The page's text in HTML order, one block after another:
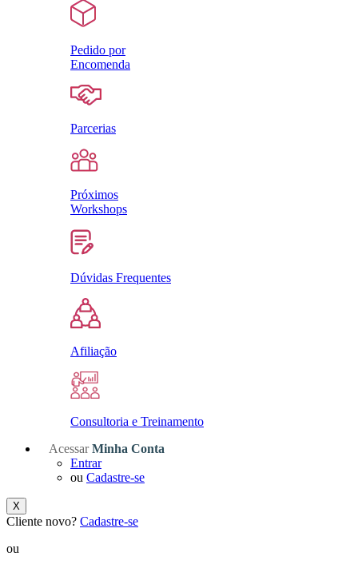
Pedido por
Encomenda
Parcerias
Próximos
Workshops
Dúvidas Frequentes
Afiliação
Consultoria e Treinamento
Acessar Minha Conta
Entrar
ou Cadastre-se
X
Cliente novo? Cadastre-se
ou